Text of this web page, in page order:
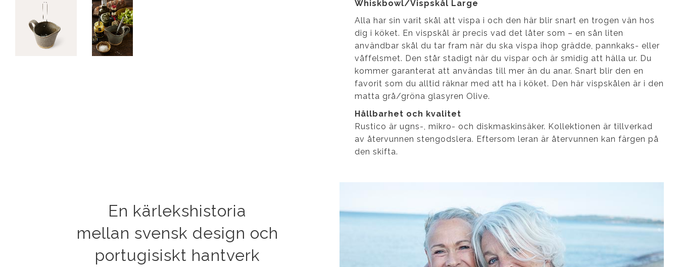
Whiskbowl/Vispskål Large
Alla har sin varit skål att vispa i och den här blir snart en trogen vän hos
dig i köket. En vispskål är precis vad det låter som – en sån liten
användbar skål du tar fram när du ska vispa ihop grädde, pannkaks- eller
våffelsmet. Den står stadigt när du vispar och är smidig att hälla ur. Du
kommer garanterat att användas till mer än du anar. Snart blir den en
favorit som du alltid räknar med att ha i köket. Den här vispskålen är i den
matta grå/gröna glasyren Olive.
Hållbarhet och kvalitet
Rustico är ugns-, mikro- och diskmaskinsäker. Kollektionen är tillverkad
av återvunnen stengodslera. Eftersom leran är återvunnen kan färgen på
den skifta.
En kärlekshistoria
mellan svensk design och
portugisiskt hantverk